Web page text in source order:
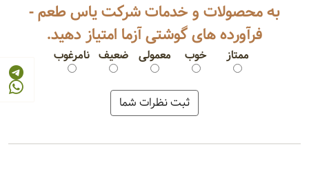
به محصولات و خدمات شرکت یاس طعم -
فرآورده های گوشتی آزما امتیاز دهید.
نامرغوب ضعیف معمولی خوب ممتاز